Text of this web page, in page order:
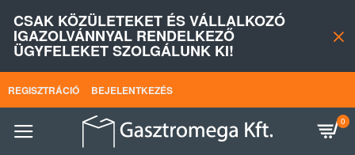
CSAK KÖZÜLETEKET ÉS VÁLLALKOZÓ
IGAZOLVÁNNYAL RENDELKEZŐ
ÜGYFELEKET SZOLGÁLUNK KI!
REGISZTRÁCIÓ BEJELENTKEZÉS
0